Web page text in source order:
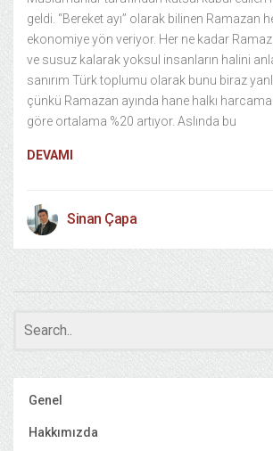
geldi. “Bereket ayı” olarak bilinen Ramazan
ekonomiye yön veriyor. Her ne kadar
ve susuz kalarak yoksul insanların halini
sanırım Türk toplumu olarak bunu biraz
çünkü Ramazan ayında hane halkı
göre ortalama %20 artıyor. Aslında bu
DEVAMI
Sinan Çapa
Genel
Hakkımızda